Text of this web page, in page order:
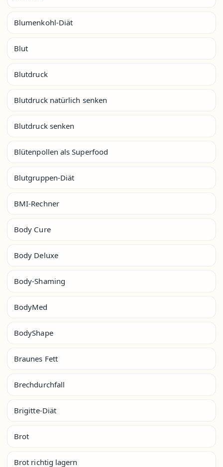
Blumenkohl-Diät
Blut
Blutdruck
Blutdruck natürlich senken
Blutdruck senken
Blütenpollen als Superfood
Blutgruppen-Diät
BMI-Rechner
Body Cure
Body Deluxe
Body-Shaming
BodyMed
BodyShape
Braunes Fett
Brechdurchfall
Brigitte-Diät
Brot
Brot richtig lagern